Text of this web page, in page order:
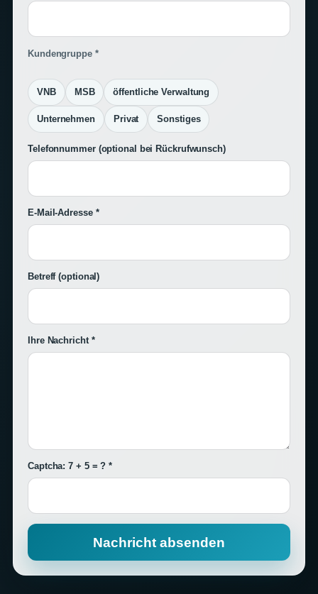
Kundengruppe *
VNB MSB öffentliche Verwaltung
Unternehmen Privat Sonstiges
Telefonnummer (optional bei Rückrufwunsch)
E-Mail-Adresse *
Betreff(optional)
Ihre Nachricht *
Captcha: 7 + 5 = ? *
Nachricht absenden